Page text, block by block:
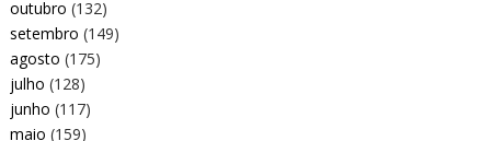
outubro (132)
setembro (149)
agosto (175)
julho (128)
junho (117)
maio (159)